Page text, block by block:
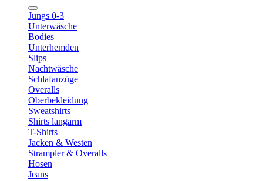
Jungs 0-3
Unterwäsche
Bodies
Unterhemden
Slips
Nachtwäsche
Schlafanzüge
Overalls
Oberbekleidung
Sweatshirts
Shirts langarm
T-Shirts
Jacken & Westen
Strampler & Overalls
Hosen
Jeans